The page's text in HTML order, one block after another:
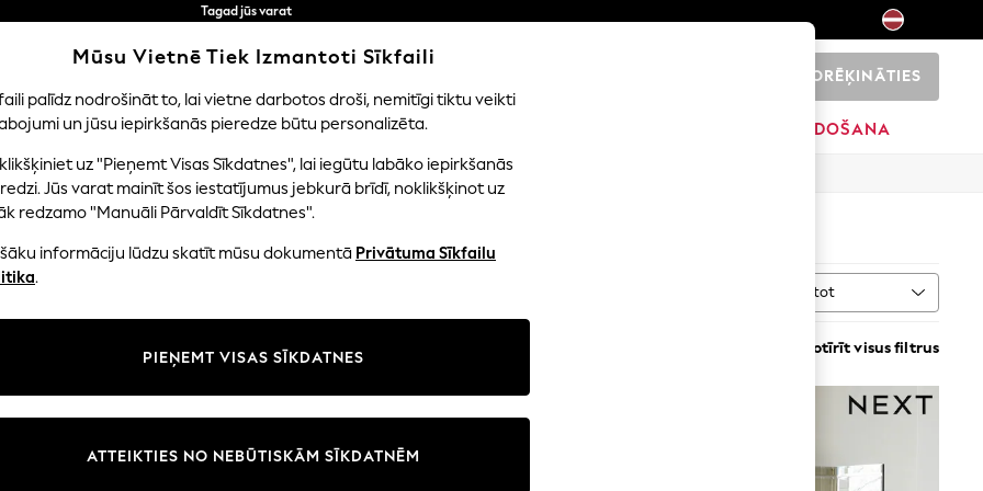
Tagad jūs varat
Ātrāk un drošāk,
norēķināšanās ar Maksājums caur banku
NORĒĶINĀTIES
MAZULIS SIEVIETES VĪRIEŠI IZPĀRDOŠANA
Kārtot
Notīrīt visus filtrus
Mūsu Vietnē Tiek Izmantoti Sīkfaili
palīdz nodrošināt to, lai vietne darbotos droši, nemitīgi tiktu veikti
un jūsu iepirkšanās pieredze būtu personalizēta.
uz "Pieņemt Visas Sīkdatnes", lai iegūtu labāko iepirkšanās
Jūs varat mainīt šos iestatījumus jebkurā brīdī, noklikšķinot uz
redzamo "Manuāli Pārvaldīt Sīkdatnes".
informāciju lūdzu skatīt mūsu dokumentā Privātuma Sīkfailu
.
PIEŅEMT VISAS SĪKDATNES
ATTEIKTIES NO NEBŪTISKĀM SĪKDATNĒM